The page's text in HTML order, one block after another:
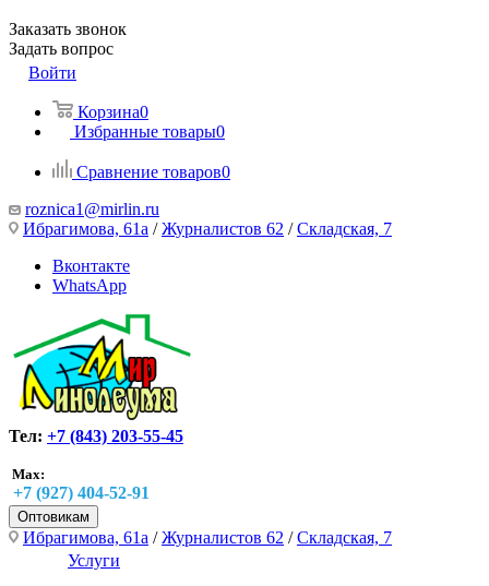
Заказать звонок
Задать вопрос
Войти
Корзина0
Избранные товары0
Сравнение товаров0
roznica1@mirlin.ru
Ибрагимова, 61а /Журналистов 62 /Складская, 7
Вконтакте
WhatsApp
Тел: +7 (843) 203-55-45
Max:
+7 (927) 404-52-91
Оптовикам
Ибрагимова, 61а /Журналистов 62 /Складская, 7
Услуги